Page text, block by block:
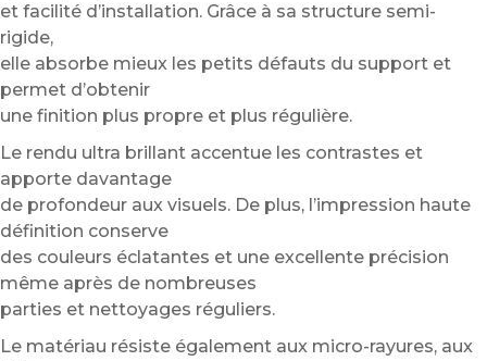
et facilité d’installation. Grâce à sa structure semi-
rigide,
elle absorbe mieux les petits défauts du support et
permet d’obtenir
une finition plus propre et plus régulière.
Le rendu ultra brillant accentue les contrastes et
apporte davantage
de profondeur aux visuels. De plus, l’impression haute
définition conserve
des couleurs éclatantes et une excellente précision
même après de nombreuses
parties et nettoyages réguliers.
Le matériau résiste également aux micro-rayures, aux